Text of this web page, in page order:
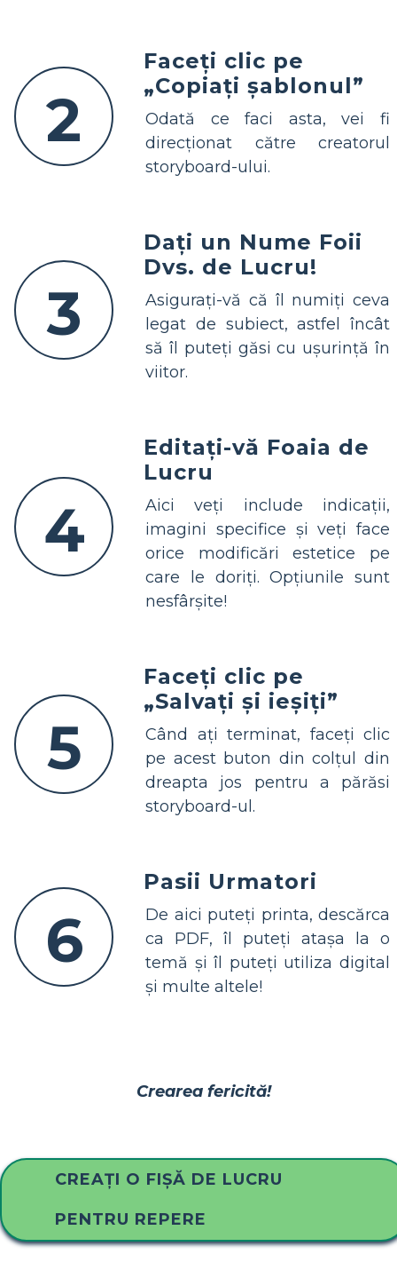
2
Faceți clic pe
„Copiați șablonul”
Odată ce faci asta, vei fi
direcționat către creatorul
storyboard-ului.
3
Dați un Nume Foii
Dvs. de Lucru!
Asigurați-vă că îl numiți ceva
legat de subiect, astfel încât
să îl puteți găsi cu ușurință în
viitor.
4
Editați-vă Foaia de
Lucru
Aici veți include indicații,
imagini specifice și veți face
orice modificări estetice pe
care le doriți. Opțiunile sunt
nesfârșite!
5
Faceți clic pe
„Salvați și ieșiți”
Când ați terminat, faceți clic
pe acest buton din colțul din
dreapta jos pentru a părăsi
storyboard-ul.
6
Pasii Urmatori
De aici puteți printa, descărca
ca PDF, îl puteți atașa la o
temă și îl puteți utiliza digital
și multe altele!
Crearea fericită!
CREAȚI O FIȘĂ DE LUCRU
PENTRU REPERE